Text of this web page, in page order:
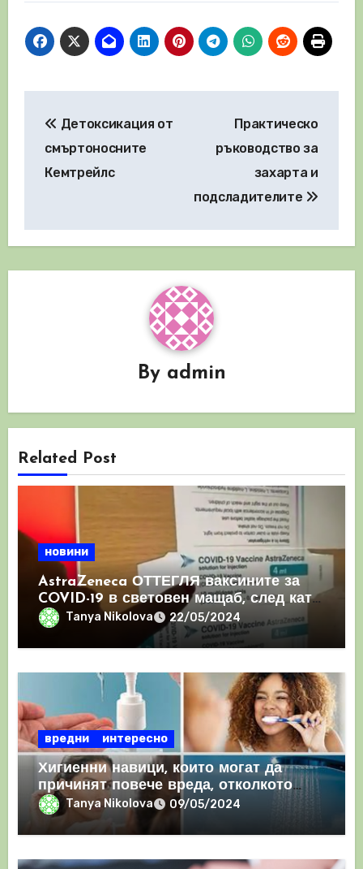
Детоксикация от
смъртоносните
Кемтрейлс
Практическо
ръководство за
захарта и
подсладителите
By admin
Related Post
новини
AstraZeneca ОТТЕГЛЯ ваксините за
COVID-19 в световен мащаб, след като
призна, че те причиняват КРЪВНИ
съсиреци
Tanya Nikolova 22/05/2024
вредни интересно
Хигиенни навици, които могат да
причинят повече вреда, отколкото
ползаTanya Nikolova 09/05/2024